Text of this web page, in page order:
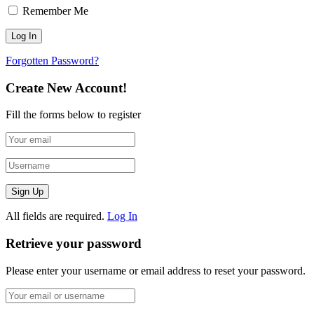
Remember Me
Forgotten Password?
Create New Account!
Fill the forms below to register
All fields are required. Log In
Retrieve your password
Please enter your username or email address to reset your password.